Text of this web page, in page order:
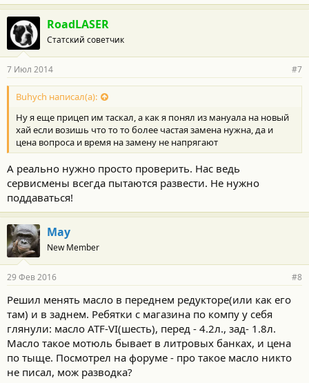
RoadLASER
Статский советчик
7 Июл 2014 #7
Buhych написал(а):
Ну я еще прицеп им таскал, а как я понял из мануала на новый
хай если возишь что то то более частая замена нужна, да и
цена вопроса и время на замену не напрягают
А реально нужно просто проверить. Нас ведь
сервисмены всегда пытаются развести. Не нужно
поддаваться!
Мау
New Member
29 Фев 2016 #8
Решил менять масло в переднем редукторе(или как его
там) и в заднем. Ребятки с магазина по компу у себя
глянули: масло ATF-VI(шесть), перед - 4.2л., зад- 1.8л.
Масло такое мотюль бывает в литровых банках, и цена
по тыще. Посмотрел на форуме - про такое масло никто
не писал, мож разводка?